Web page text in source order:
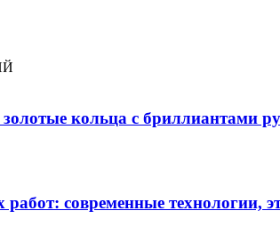
кольца с бриллиантами
современные технологии,